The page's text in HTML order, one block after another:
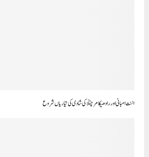
اننت امبانی اور رادھیکا مرچنٹ کی شادی کی تیاریاں شروع